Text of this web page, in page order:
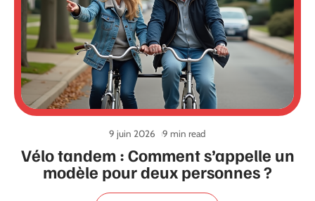
Vélo tandem : Comment s’appelle un
modèle pour deux personnes ?
9 juin 2026 9 min read